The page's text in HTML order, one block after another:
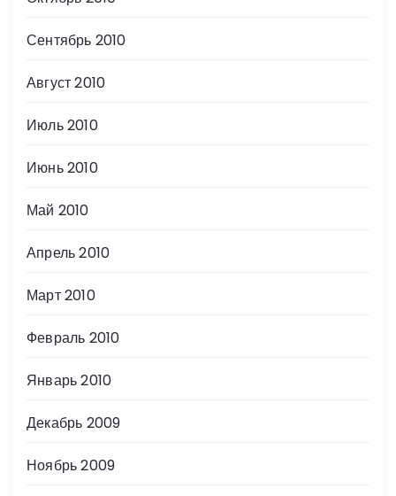
Сентябрь 2010
Август 2010
Июль 2010
Июнь 2010
Май 2010
Апрель 2010
Март 2010
Февраль 2010
Январь 2010
Декабрь 2009
Ноябрь 2009